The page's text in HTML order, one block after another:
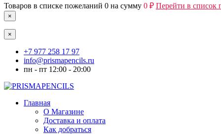
Товаров в списке пожеланий 0 на сумму 0 ₽ Перейти в список
×
×
+7 977 258 17 97
info@prismapencils.ru
пн - пт 12:00 - 20:00
Главная
О Магазине
Доставка и оплата
Как добраться